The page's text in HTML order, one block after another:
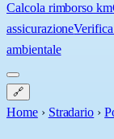
Calcola rimborso km
assicurazione
ambientale
🔗
Home › Stradario ›